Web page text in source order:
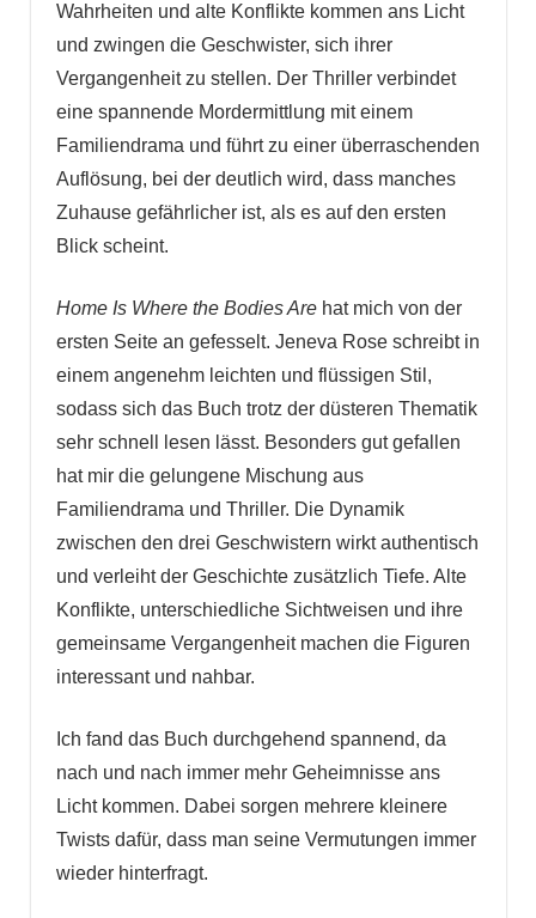
Wahrheiten und alte Konflikte kommen ans Licht
und zwingen die Geschwister, sich ihrer
Vergangenheit zu stellen. Der Thriller verbindet
eine spannende Mordermittlung mit einem
Familiendrama und führt zu einer überraschenden
Auflösung, bei der deutlich wird, dass manches
Zuhause gefährlicher ist, als es auf den ersten
Blick scheint.
Home Is Where the Bodies Arehat mich von der
ersten Seite an gefesselt. Jeneva Rose schreibt in
einem angenehm leichten und flüssigen Stil,
sodass sich das Buch trotz der düsteren Thematik
sehr schnell lesen lässt. Besonders gut gefallen
hat mir die gelungene Mischung aus
Familiendrama und Thriller. Die Dynamik
zwischen den drei Geschwistern wirkt authentisch
und verleiht der Geschichte zusätzlich Tiefe. Alte
Konflikte, unterschiedliche Sichtweisen und ihre
gemeinsame Vergangenheit machen die Figuren
interessant und nahbar.
Ich fand das Buch durchgehend spannend, da
nach und nach immer mehr Geheimnisse ans
Licht kommen. Dabei sorgen mehrere kleinere
Twists dafür, dass man seine Vermutungen immer
wieder hinterfragt.